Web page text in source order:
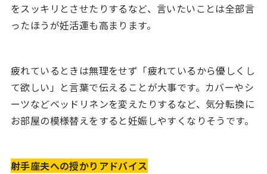
をスッキリとさせたりするなど、言いたいことは全部言
ったほうが妊活運も高まります。
疲れているときは無理をせず「疲れているから優しくし
て欲しい」と言葉で伝えることが大事です。カバーやシ
ーツなどベッドリネンを変えたりするなど、気分転換に
お部屋の模様替えをすると妊娠しやすくなりそうです。
射手座夫への授かりアドバイス